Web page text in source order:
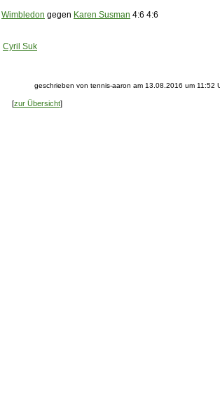
Wimbledon gegen Karen Susman 4:6 4:6
Cyril Suk
geschrieben von tennis-aaron am 13.08.2016 um 11:52
[zur Übersicht]